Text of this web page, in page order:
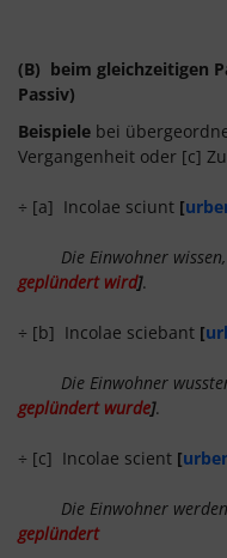
(B) beim gleichzeitigen
Passiv)
Beispiele bei
Vergangenheit oder [c]
÷ [a] Incolae sciunt [
Die Einwohner wissen,
geplündert wird].
÷ [b] Incolae sciebant [
Die Einwohner
geplündert wurde].
÷ [c] Incolae scient [
Die Einwohner
geplündert